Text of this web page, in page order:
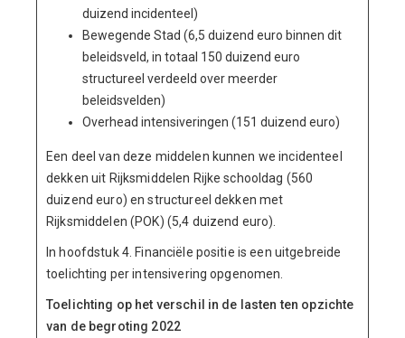
duizend incidenteel)
Bewegende Stad (6,5 duizend euro binnen dit
beleidsveld, in totaal 150 duizend euro
structureel verdeeld over meerder
beleidsvelden)
Overhead intensiveringen (151 duizend euro)
Een deel van deze middelen kunnen we incidenteel
dekken uit Rijksmiddelen Rijke schooldag (560
duizend euro) en structureel dekken met
Rijksmiddelen (POK) (5,4 duizend euro).
In hoofdstuk 4. Financiële positie is een uitgebreide
toelichting per intensivering opgenomen.
Toelichting op het verschil in de lasten ten opzichte
van de begroting 2022